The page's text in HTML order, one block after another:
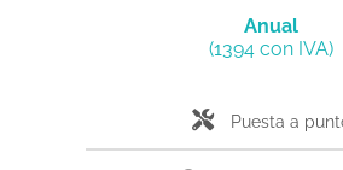
Anual
(1394 con IVA)
Puesta a